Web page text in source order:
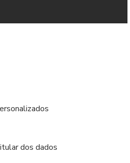
dos dados